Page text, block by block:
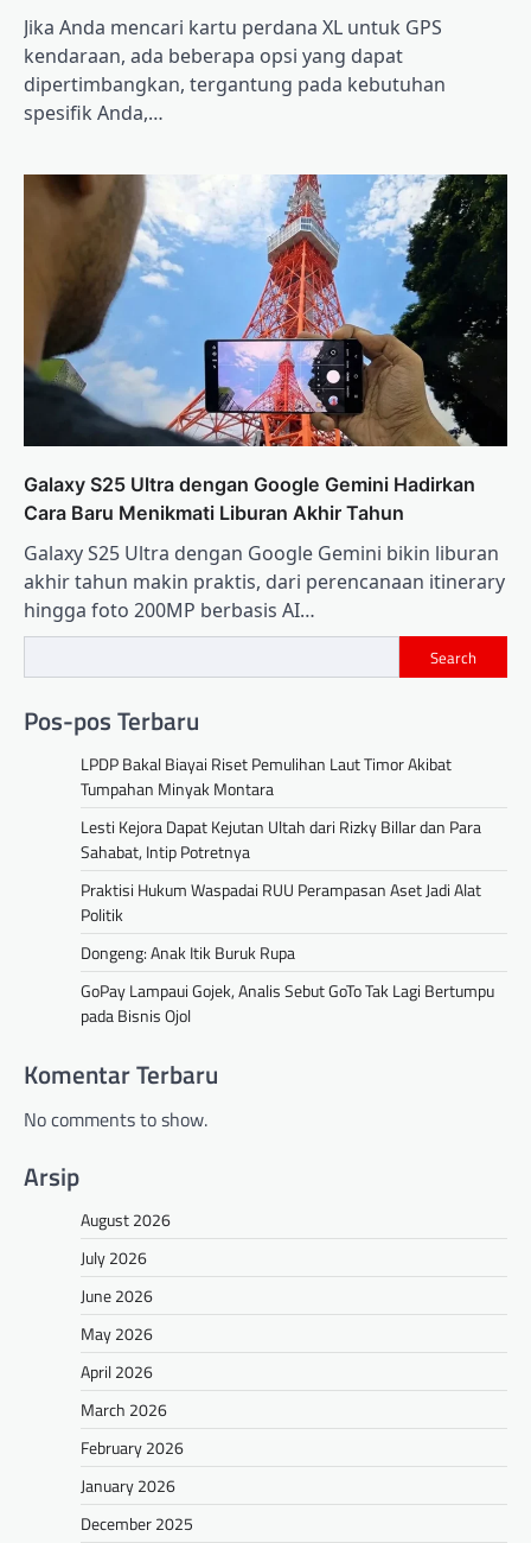
Jika Anda mencari kartu perdana XL untuk GPS
kendaraan, ada beberapa opsi yang dapat
dipertimbangkan, tergantung pada kebutuhan
spesifik Anda,…
Galaxy S25 Ultra dengan Google Gemini Hadirkan
Cara Baru Menikmati Liburan Akhir Tahun
Galaxy S25 Ultra dengan Google Gemini bikin liburan
akhir tahun makin praktis, dari perencanaan itinerary
hingga foto 200MP berbasis AI…
Search
Pos-pos Terbaru
LPDP Bakal Biayai Riset Pemulihan Laut Timor Akibat
Tumpahan Minyak Montara
Lesti Kejora Dapat Kejutan Ultah dari Rizky Billar dan Para
Sahabat, Intip Potretnya
Praktisi Hukum Waspadai RUU Perampasan Aset Jadi Alat
Politik
Dongeng: Anak Itik Buruk Rupa
GoPay Lampaui Gojek, Analis Sebut GoTo Tak Lagi Bertumpu
pada Bisnis Ojol
Komentar Terbaru
No comments to show.
Arsip
August 2026
July 2026
June 2026
May 2026
April 2026
March 2026
February 2026
January 2026
December 2025